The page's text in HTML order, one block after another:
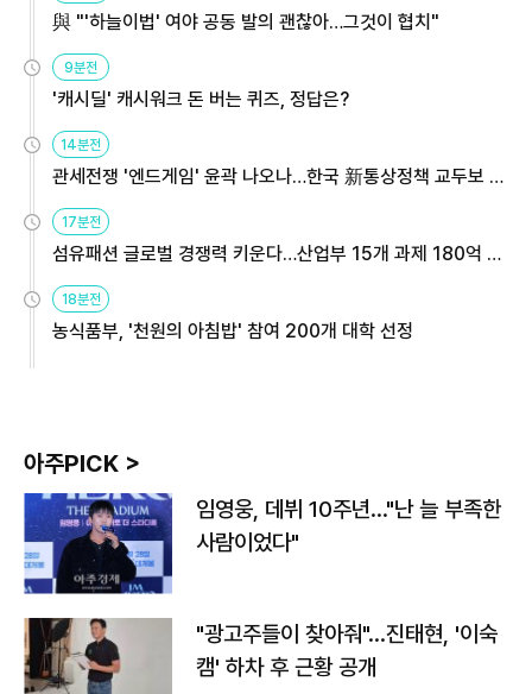
與 "'하늘이법' 여야 공동 발의 괜찮아…그것이 협치"
9분전
'캐시딜' 캐시워크 돈 버는 퀴즈, 정답은?
14분전
관세전쟁 '엔드게임' 윤곽 나오나…한국 新통상정책 교두보 활
17분전
섬유패션 글로벌 경쟁력 키운다…산업부 15개 과제 180억 지
18분전
농식품부, '천원의 아침밥' 참여 200개 대학 선정
아주PICK >
임영웅, 데뷔 10주년…"난 늘 부족한
사람이었다"
"광고주들이 찾아줘"…진태현, '이숙
캠' 하차 후 근황 공개